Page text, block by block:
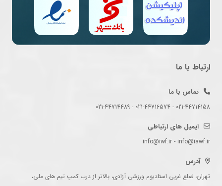
ارتباط با ما
تماس با ما
021-44714158 - 021-44716574 - 021-44714489
ایمیل های ارتباطی
info@iwf.ir - info@iawf.ir
آدرس
تهران، ضلع غربی استادیوم ورزشی آزادی، بالاتر از درب کمپ تیم های ملی،